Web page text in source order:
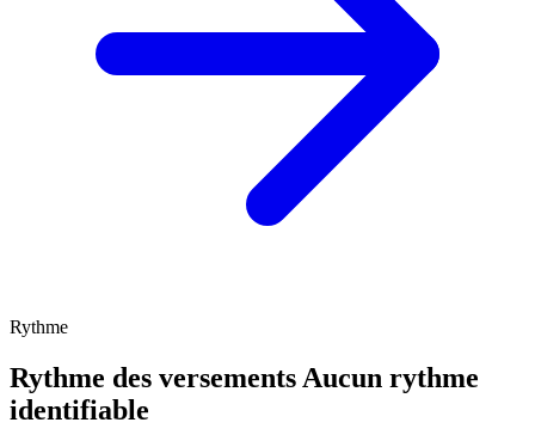
Rythme
Rythme des versements Aucun rythme
identifiable